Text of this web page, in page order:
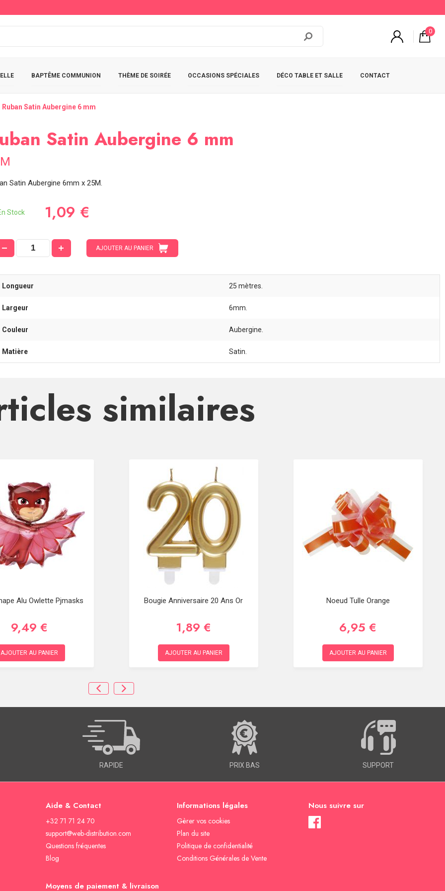
0
BAPTÊME COMMUNION THÈME DE SOIRÉE OCCASIONS SPÉCIALES DÉCO TABLE ET SALLE CONTACT
Ruban Satin Aubergine 6 mm
Satin Aubergine 6 mm
Satin Aubergine 6mm x 25M.
Stock 1,09 €
AJOUTER AU PANIER
Longueur 25 mètres.
Largeur 6mm.
Couleur Aubergine.
Matière Satin.
similaires
Alu Owlette Pjmasks
9,49 €
AJOUTER AU PANIER
Bougie Anniversaire 20 Ans Or
1,89 €
AJOUTER AU PANIER
Noeud Tulle Orange
6,95 €
AJOUTER AU PANIER
RAPIDE PRIX BAS SUPPORT
Aide & Contact
+32 71 71 24 70
support@web-distribution.com
Questions fréquentes
Blog
Informations légales
Gèrer vos cookies
Plan du site
Politique de confidentialité
Conditions Générales de Vente
Nous suivre sur
Moyens de paiement & livraison